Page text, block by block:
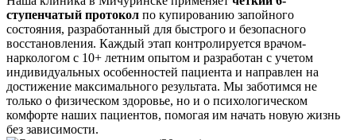
ступенчатый протокол по купированию запойного
состояния, разработанный для быстрого и безопасного
восстановления. Каждый этап контролируется врачом-
наркологом с 10+ летним опытом и разработан с учетом
индивидуальных особенностей пациента и направлен на
достижение максимального результата. Мы заботимся не
только о физическом здоровье, но и о психологическом
комфорте наших пациентов, помогая им начать новую жизнь
без зависимости.